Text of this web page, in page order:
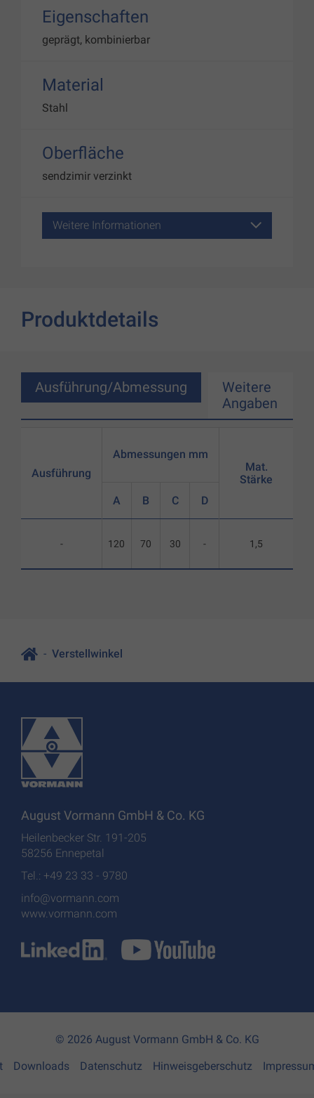
Eigenschaften
geprägt, kombinierbar
Material
Stahl
Oberfläche
sendzimir verzinkt
Weitere Informationen
Produktdetails
Ausführung/Abmessung
Weitere
Angaben
Ausführung
-
Abmessungen mm
A B C D
120 70 30 -
Mat.
Stärke
1,5
Verstellwinkel
August Vormann GmbH & Co. KG
Heilenbecker Str. 191-205
58256 Ennepetal
Tel.: +49 23 33 - 9780
info@vormann.com
www.vormann.com
© 2026 August Vormann GmbH & Co. KG
Downloads Datenschutz Hinweisgeberschutz